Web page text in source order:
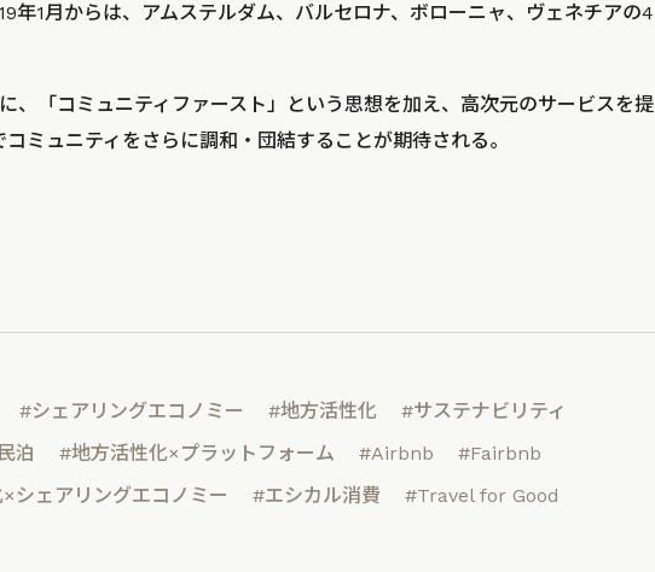
年1月からは、アムステルダム、バルセロナ、ボローニャ、ヴェネチアの4
、「コミュニティファースト」という思想を加え、高次元のサービスを提
ミュニティをさらに調和・団結することが期待される。
#シェアリングエコノミー #地方活性化
#サステナビリティ
泊 #地方活性化×プラットフォーム #Airbnb
#Fairbnb
シェアリングエコノミー #エシカル消費
#Travel for Good